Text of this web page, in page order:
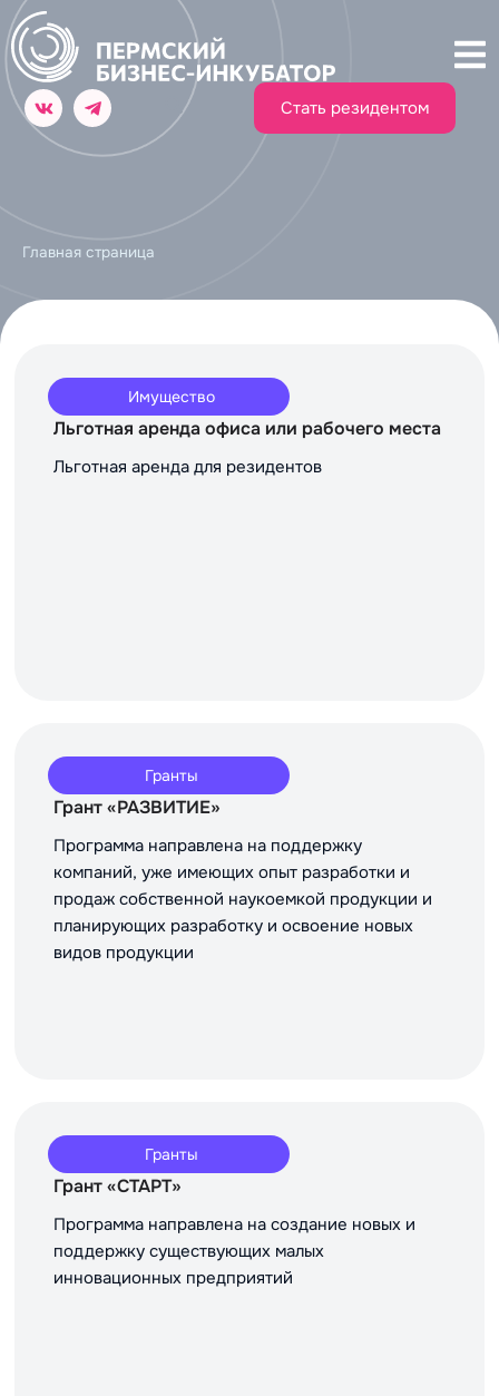
Стать резидентом
Главная страница
Имущество
Льготная аренда офиса или рабочего места
Льготная аренда для резидентов
Гранты
Грант «РАЗВИТИЕ»
Программа направлена на поддержку
компаний, уже имеющих опыт разработки и
продаж собственной наукоемкой продукции и
планирующих разработку и освоение новых
видов продукции
Гранты
Грант «СТАРТ»
Программа направлена на создание новых и
поддержку существующих малых
инновационных предприятий